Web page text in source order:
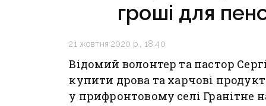
гроші для
21 жовтня 2020 р., 18:40
Відомий волонтер та пастор
купити дрова та харчові
у прифронтовому селі Гранітне